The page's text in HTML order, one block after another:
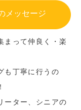
メッセージ
まって仲良く・楽
も丁寧に行うの
ーター、シニアの